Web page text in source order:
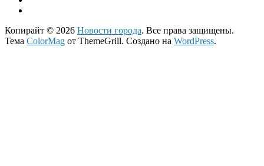
Копирайт © 2026 Новости города. Все права защищены.
Тема ColorMag от ThemeGrill. Создано на WordPress.